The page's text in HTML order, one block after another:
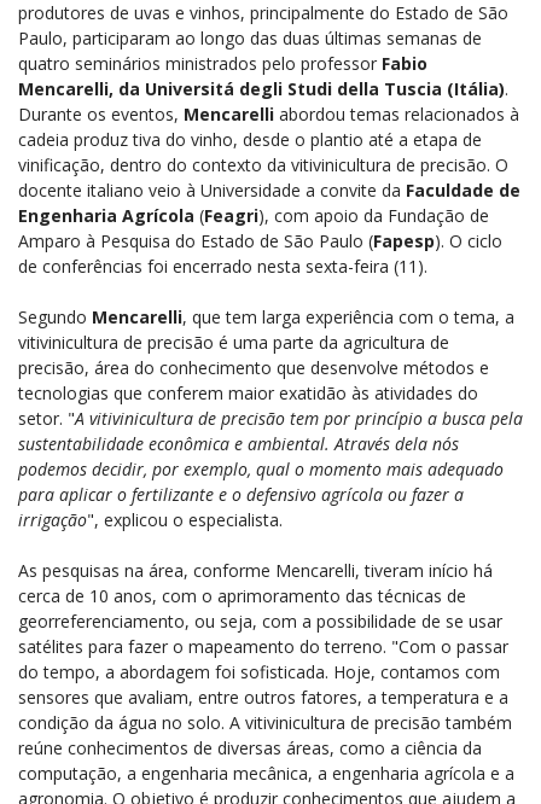
produtores de uvas e vinhos, principalmente do Estado de São
Paulo, participaram ao longo das duas últimas semanas de
quatro seminários ministrados pelo professor Fabio
Mencarelli, da Universitá degli Studi della Tuscia (Itália).
Durante os eventos, Mencarelli abordou temas relacionados à
cadeia produz tiva do vinho, desde o plantio até a etapa de
vinificação, dentro do contexto da vitivinicultura de precisão. O
docente italiano veio à Universidade a convite da Faculdade de
Engenharia Agrícola (Feagri), com apoio da Fundação de
Amparo à Pesquisa do Estado de São Paulo (Fapesp). O ciclo
de conferências foi encerrado nesta sexta-feira (11).
Segundo Mencarelli, que tem larga experiência com o tema, a
vitivinicultura de precisão é uma parte da agricultura de
precisão, área do conhecimento que desenvolve métodos e
tecnologias que conferem maior exatidão às atividades do
setor. "A vitivinicultura de precisão tem por princípio a busca pela
sustentabilidade econômica e ambiental. Através dela nós
podemos decidir, por exemplo, qual o momento mais adequado
para aplicar o fertilizante e o defensivo agrícola ou fazer a
irrigação", explicou o especialista.
As pesquisas na área, conforme Mencarelli, tiveram início há
cerca de 10 anos, com o aprimoramento das técnicas de
georreferenciamento, ou seja, com a possibilidade de se usar
satélites para fazer o mapeamento do terreno. "Com o passar
do tempo, a abordagem foi sofisticada. Hoje, contamos com
sensores que avaliam, entre outros fatores, a temperatura e a
condição da água no solo. A vitivinicultura de precisão também
reúne conhecimentos de diversas áreas, como a ciência da
computação, a engenharia mecânica, a engenharia agrícola e a
agronomia. O objetivo é produzir conhecimentos que ajudem a